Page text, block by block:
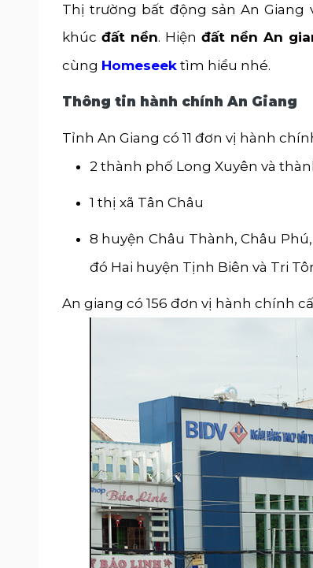
Thị trường bất động sản An Giang
khúc đất nền. Hiện đất nền An
cùng Homeseek tìm hiểu nhé.
Thông tin hành chính An Giang
Tỉnh An Giang có 11 đơn vị hành
2 thành phố Long Xuyên và
1 thị xã Tân Châu
8 huyện Châu Thành, Châu
đó Hai huyện Tịnh Biên và Tri
An giang có 156 đơn vị hành chính